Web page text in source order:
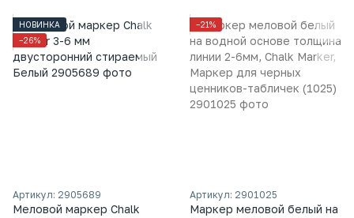
НОВИНКА
−26%
Артикул: 2905689
Меловой маркер Chalk
−21%
Артикул: 2901025
Маркер меловой белый на